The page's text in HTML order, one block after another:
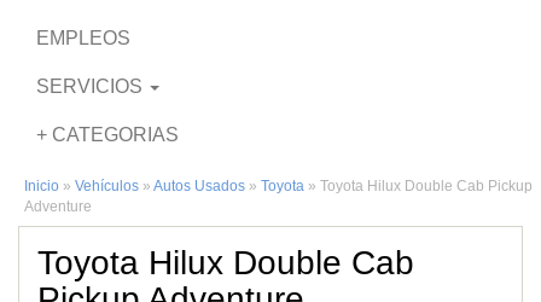
EMPLEOS
SERVICIOS
+ CATEGORIAS
Inicio » Vehículos » Autos Usados » Toyota » Toyota Hilux Double Cab Pickup
Adventure
Toyota Hilux Double Cab